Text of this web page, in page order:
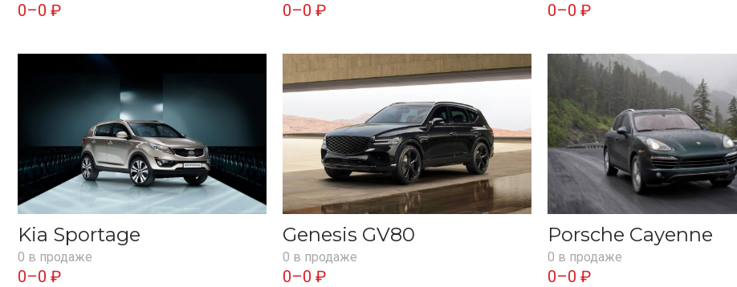
0–0 ₽ 0–0 ₽ 0–0 ₽
Kia Sportage
0 в продаже
0–0 ₽
Genesis GV80
0 в продаже
0–0 ₽
Porsche Cayenne
0 в продаже
0–0 ₽